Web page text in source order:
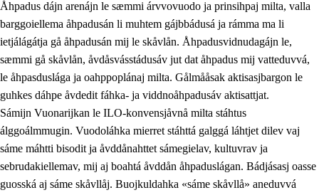
Åhpadus dájn arenájn le sæmmi árvvovuodo ja prinsihpaj milta, valla
barggoiellema åhpadusán li muhtem gájbbádusá ja rámma ma li
ietjálágátja gå åhpadusán mij le skåvlån. Åhpadusvidnudagájn le,
sæmmi gå skåvlån, åvdåsvásstádusáv jut dat åhpadus mij vatteduvvá,
le åhpasduslága ja oahppoplánaj milta. Gålmååsak aktisasjbargon le
guhkes dáhpe åvdedit fáhka- ja viddnoåhpadusáv aktisattjat.
Sámijn Vuonarijkan le ILO-konvensjåvnå milta stáhtus
álggoálmmugin. Vuodoláhka mierret stáhttá galggá láhtjet dilev vaj
sáme máhtti bisodit ja åvddånahttet sámegielav, kultuvrav ja
sebrudakiellemav, mij aj boahtá åvddån åhpaduslágan. Bádjásasj oasse
guosská aj sáme skåvllåj. Buojkuldahka «sáme skåvllå» aneduvvá